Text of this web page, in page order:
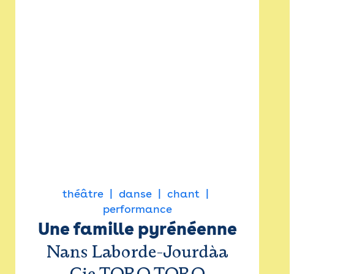
théâtre danse
chant
performance
Une famille pyrénéenne
Nans Laborde-Jourdàa